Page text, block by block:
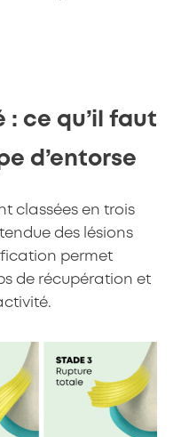
: ce qu’il faut
d’entorse
classées en trois
des lésions
permet
de récupération et